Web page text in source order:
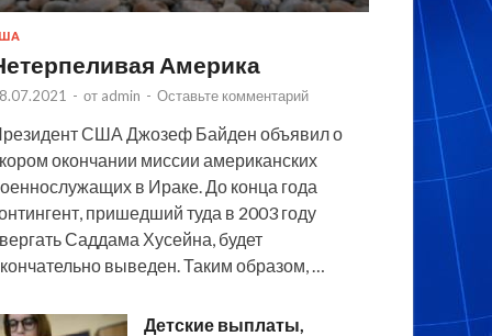
Америка
- от admin - Оставьте комментарий
США Джозеф Байден объявил о
окончании миссии американских
в Ираке. До конца года
пришедший туда в 2003 году
Саддама Хусейна, будет
выведен. Таким образом, …
Детские выплаты,